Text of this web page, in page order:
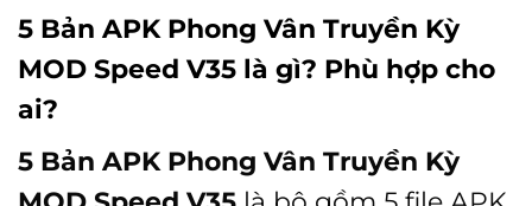
5 Bản APK Phong Vân Truyền Kỳ
MOD Speed V35 là gì? Phù hợp cho
ai?
5 Bản APK Phong Vân Truyền Kỳ